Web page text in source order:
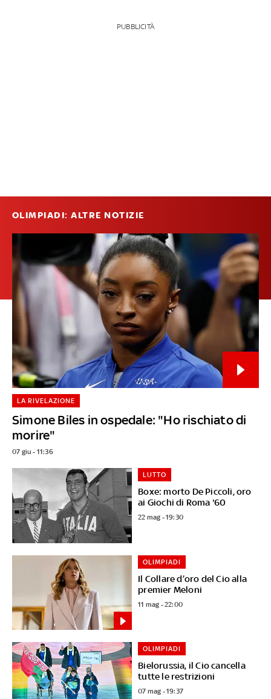
PUBBLICITÀ
OLIMPIADI: ALTRE NOTIZIE
Simone Biles in ospedale: "Ho rischiato di
morire"
LA RIVELAZIONE
07 giu - 11:36
Boxe: morto De Piccoli, oro
ai Giochi di Roma '60
LUTTO
22 mag - 19:30
Il Collare d’oro del Cio alla
premier Meloni
OLIMPIADI
11 mag - 22:00
Bielorussia, il Cio cancella
tutte le restrizioni
OLIMPIADI
07 mag - 19:37